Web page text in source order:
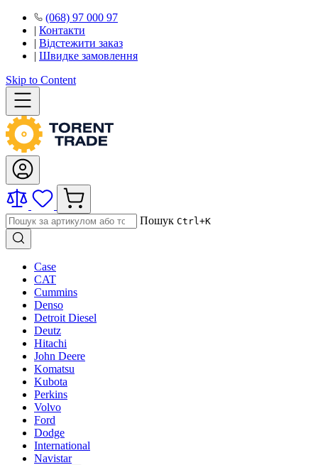
(068) 97 000 97
| Контакти
| Відстежити заказ
| Швидке замовлення
Skip to Content
Пошук Ctrl+K
Case
CAT
Cummins
Denso
Detroit Diesel
Deutz
Hitachi
John Deere
Komatsu
Kubota
Perkins
Volvo
Ford
Dodge
International
Navistar